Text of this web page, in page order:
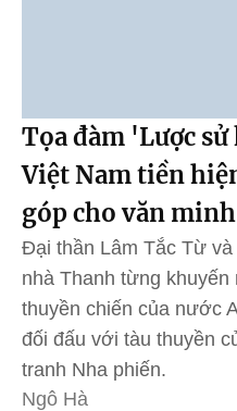
Tọa đàm 'Lược
Việt Nam tiền
góp cho văn
Đại thần Lâm Tắc Từ
nhà Thanh từng khuyến
thuyền chiến của nước
đối đấu với tàu thuyền
tranh Nha phiến.
Ngô Hà